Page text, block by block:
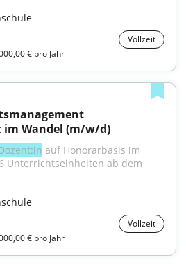
Vollzeit
€ pro Jahr
Wandel (m/w/d)
auf Honorarbasis im
Unterrichtseinheiten ab dem
Vollzeit
€ pro Jahr